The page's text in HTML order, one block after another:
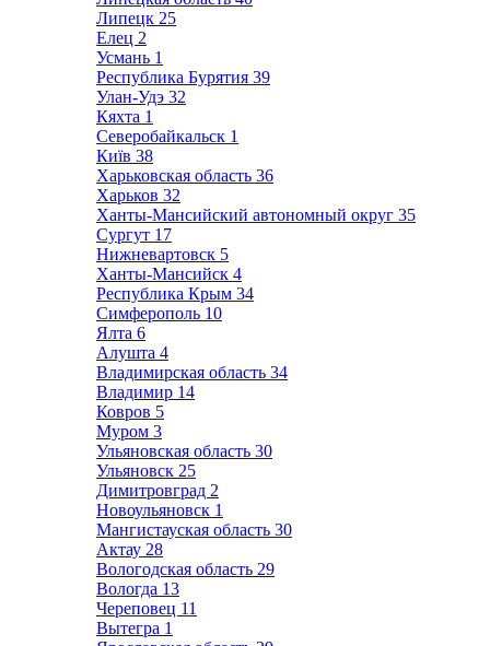
Липецк 25
Елец 2
Усмань 1
Республика Бурятия 39
Улан-Удэ 32
Кяхта 1
Северобайкальск 1
Київ 38
Харьковская область 36
Харьков 32
Ханты-Мансийский автономный округ 35
Сургут 17
Нижневартовск 5
Ханты-Мансийск 4
Республика Крым 34
Симферополь 10
Ялта 6
Алушта 4
Владимирская область 34
Владимир 14
Ковров 5
Муром 3
Ульяновская область 30
Ульяновск 25
Димитровград 2
Новоульяновск 1
Мангистауская область 30
Актау 28
Вологодская область 29
Вологда 13
Череповец 11
Вытегра 1